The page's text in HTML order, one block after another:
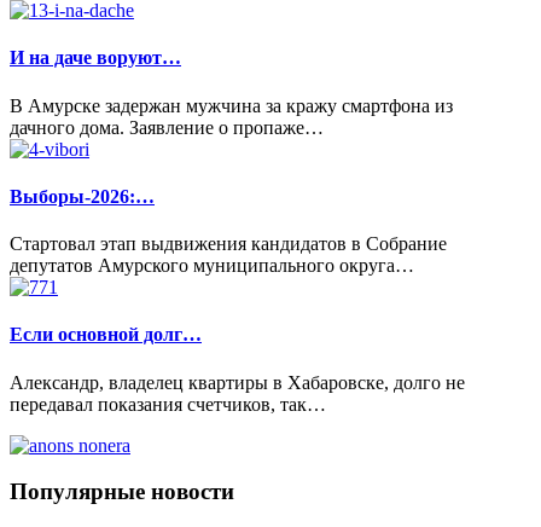
И на даче воруют…
В Амурске задержан мужчина за кражу смартфона из
дачного дома. Заявление о пропаже…
Выборы-2026:…
Стартовал этап выдвижения кандидатов в Собрание
депутатов Амурского муниципального округа…
Если основной долг…
Александр, владелец квартиры в Хабаровске, долго не
передавал показания счетчиков, так…
Популярные новости